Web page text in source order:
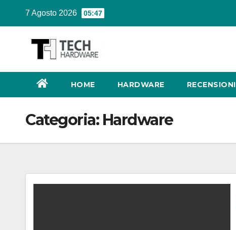
contenuto
7 Agosto 2026 05:47
HOME HARDWARE RECENSIONI
Categoria: Hardware